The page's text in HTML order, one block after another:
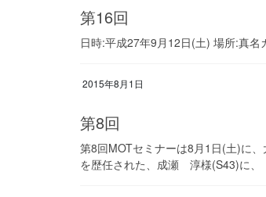
第16回
日時:平成27年9月12日(土) 場所:真名
2015年8月1日
第8回
第8回MOTセミナーは8月1日(土)に
を歴任された、成瀬 淳様(S43)に、